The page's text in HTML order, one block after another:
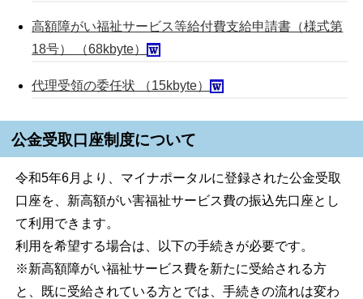
高額障がい福祉サービス等給付費支給申請書（様式第
18号） （68kbyte）
代理受領の委任状 （15kbyte）
公金受取口座制度について
令和5年6月より、マイナポータルに登録された公金受取
口座を、新高額がい害福祉サービス費の振込先口座とし
て利用できます。
利用を希望する場合は、以下の手続きが必要です。
※新高額障がい福祉サービス費を新たに受給される方
と、既に受給されている方とでは、手続きの流れは変わ